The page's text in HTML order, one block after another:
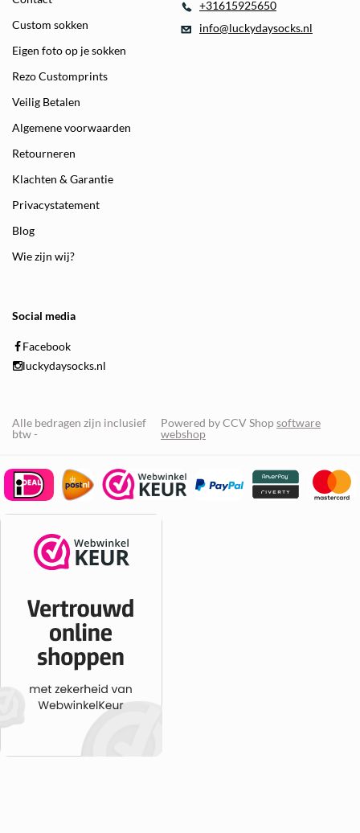
Custom sokken
Eigen foto op je sokken
Rezo Customprints
Veilig Betalen
Algemene voorwaarden
Retourneren
Klachten & Garantie
Privacystatement
Blog
Wie zijn wij?
+31615925650
info@luckydaysocks.nl
Social media
Facebook
luckydaysocks.nl
Alle bedragen zijn inclusief
btw -
Powered by CCV Shopsoftware
webshop